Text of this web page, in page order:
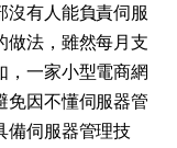
沒有人能負責伺服
做法，雖然每月支
，一家小型電商網
免因不懂伺服器管
備伺服器管理技